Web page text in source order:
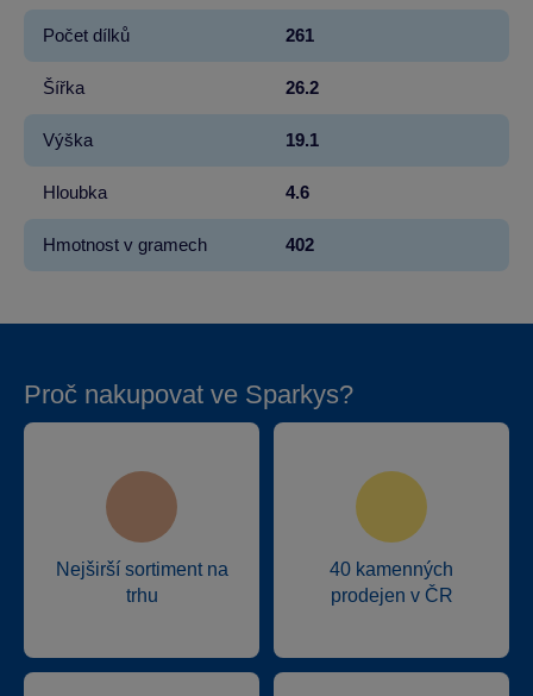
Počet dílků 261
Šířka 26.2
Výška 19.1
Hloubka 4.6
Hmotnost v gramech 402
Proč nakupovat ve Sparkys?
Nejširší sortiment na
trhu
40 kamenných
prodejen v ČR